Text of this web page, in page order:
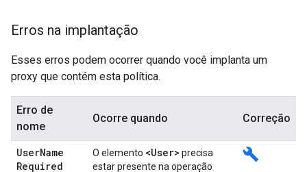
Erros na implantação
Esses erros podem ocorrer quando você implanta um
proxy que contém esta política.
Erro de
nome
Ocorre quando Correção
UserName
Required
O elemento <User> precisa
estar presente na operação
build